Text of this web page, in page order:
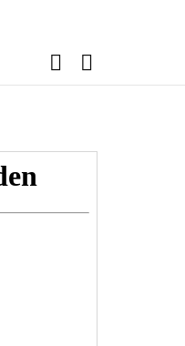
FOLLOW